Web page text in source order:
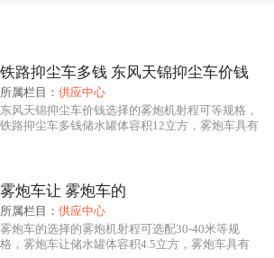
责任传真，或预付部分车款雾炮抑
优惠送车业务；到我公司提车。5立
抑尘车。
述：
技术水平的新一代环境保洁降尘、
、杀菌消毒的专用车辆设备。其主
功能抑尘车、洒水车式抑尘车、铁路
铁路抑尘车多钱 东风天锦抑尘车价钱
所属栏目：供应中心
东风天锦抑尘车价钱选择的雾炮机射程可等规格，
铁路抑尘车多钱储水罐体容积12立方，雾炮车具有
辆型号东风153，雾炮喷雾作业可远程遥控操作，
铁路抑尘车多钱底盘采用东风原厂底盘，底盘型
号，底盘发动机康明斯190马力，国五排
雾炮车让 雾炮车的
所属栏目：供应中心
雾炮车的选择的雾炮机射程可选配30-40米等规
格，雾炮车让储水罐体容积4.5立方，雾炮车具有